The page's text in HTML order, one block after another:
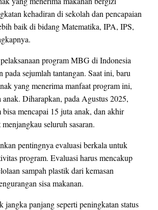
kehadiran di sekolah dan pencapaian
baik di bidang Matematika, IPA, IPS,
program MBG di Indonesia
pada sejumlah tantangan. Saat ini, baru
yang menerima manfaat program ini,
anak. Diharapkan, pada Agustus 2025,
mencapai 15 juta anak, dan akhir
seluruh sasaran.
pentingnya evaluasi berkala untuk
program. Evaluasi harus mencakup
sampah plastik dari kemasan
sisa makanan.
jangka panjang seperti peningkatan status